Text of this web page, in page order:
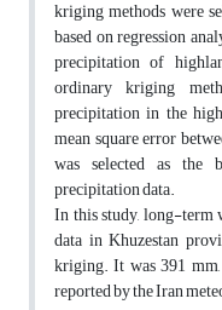
kriging methods were
based on regression
precipitation of
ordinary kriging
precipitation in the
mean square error
was selected as the
precipitation data.
In this study, long-term
data in Khuzestan
kriging. It was 391
reported by the Iran